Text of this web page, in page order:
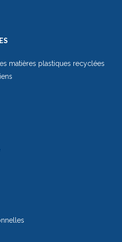
matières plastiques recyclées